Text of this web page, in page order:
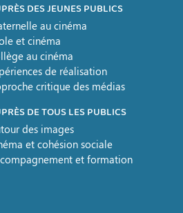
DES JEUNES PUBLICS
au cinéma
et cinéma
au cinéma
de réalisation
critique des médias
DE TOUS LES PUBLICS
des images
et cohésion sociale
et formation